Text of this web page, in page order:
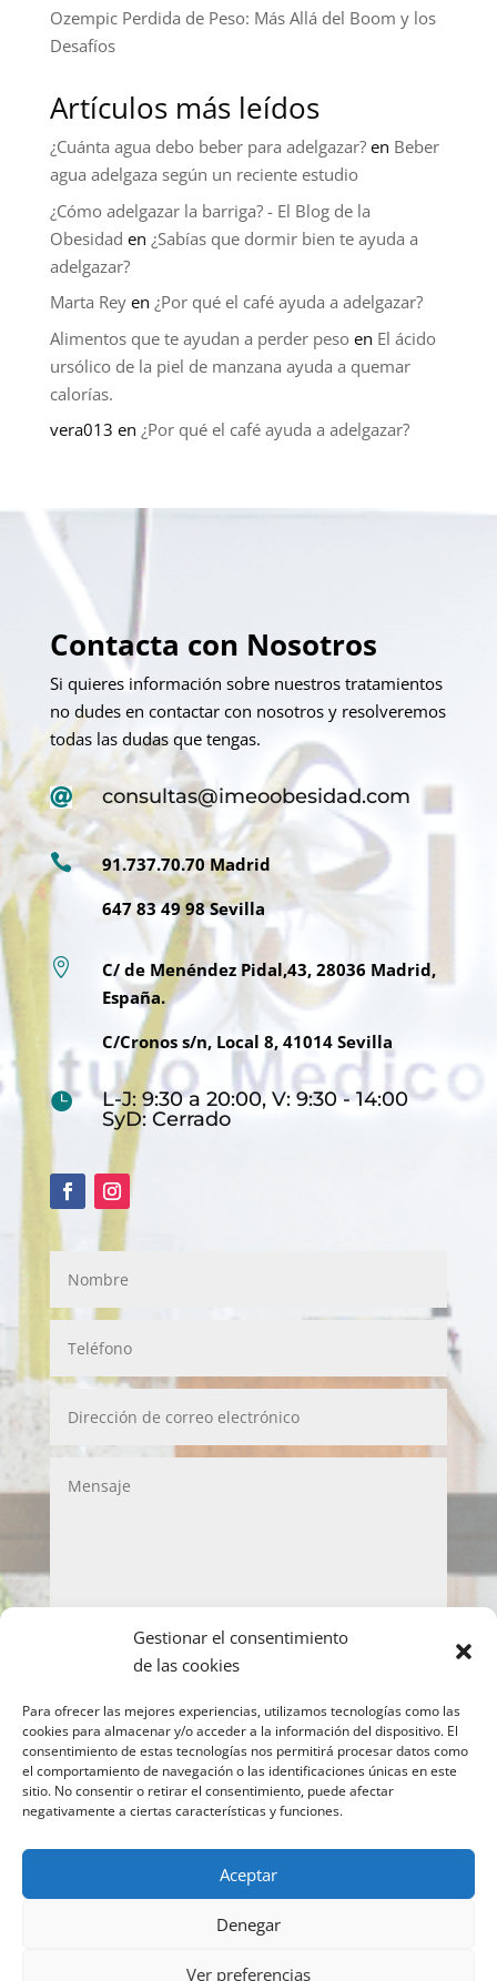
Gestionar el consentimiento
de las cookies
Para ofrecer las mejores experiencias, utilizamos tecnologías como las
cookies para almacenar y/o acceder a la información del dispositivo. El
consentimiento de estas tecnologías nos permitirá procesar datos como
el comportamiento de navegación o las identificaciones únicas en este
sitio. No consentir o retirar el consentimiento, puede afectar
negativamente a ciertas características y funciones.
Aceptar
Denegar
Ver preferencias
Ozempic Perdida de Peso: Más Allá del Boom y los
Desafíos
Artículos más leídos
¿Cuánta agua debo beber para adelgazar?en Beber
agua adelgaza según un reciente estudio
¿Cómo adelgazar la barriga? - El Blog de la
Obesidad en ¿Sabías que dormir bien te ayuda a
adelgazar?
Marta Reyen ¿Por qué el café ayuda a adelgazar?
Alimentos que te ayudan a perder pesoen El ácido
ursólico de la piel de manzana ayuda a quemar
calorías.
vera013 en ¿Por qué el café ayuda a adelgazar?
Contacta con Nosotros
Si quieres información sobre nuestros tratamientos
no dudes en contactar con nosotros y resolveremos
todas las dudas que tengas.
 consultas@imeoobesidad.com

91.737.70.70 Madrid
647 83 49 98 Sevilla

C/ de Menéndez Pidal,43, 28036 Madrid,
España.
C/Cronos s/n, Local 8, 41014 Sevilla

L-J: 9:30 a 20:00, V: 9:30 - 14:00
SyD: Cerrado
de datos
Enviar
Copyright © 2022 IMEOInformación para el
paciente Imeo. Aviso legal|Politica Cookies|
Política Privacidad| Atención al Paciente: